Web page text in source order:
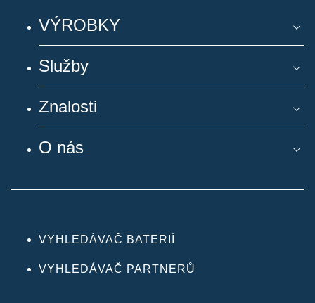
VÝROBKY
Služby
Znalosti
O nás
VYHLEDÁVAČ BATERIÍ
VYHLEDÁVAČ PARTNERŮ